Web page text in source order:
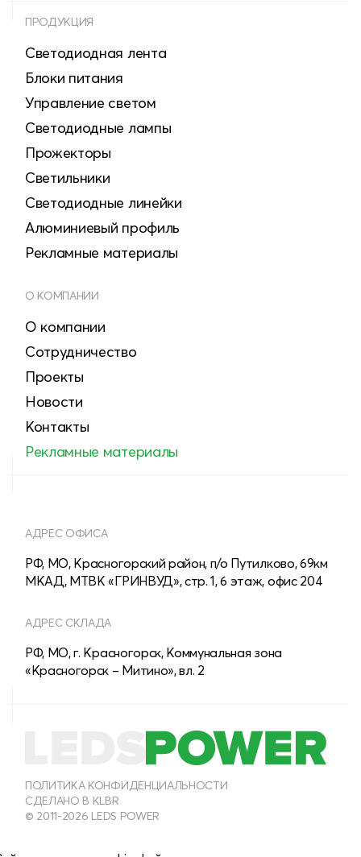
8 (495) 150-40-54
ОТДЕЛ ПРОДАЖ ДЛЯ ЮРИДИЧЕСКИХ ЛИЦ
ПРОДУКЦИЯ
Светодиодная лента
Блоки питания
Управление светом
Светодиодные лампы
Прожекторы
Светильники
Светодиодные линейки
Алюминиевый профиль
Рекламные материалы
О КОМПАНИИ
О компании
Сотрудничество
Проекты
Новости
Контакты
Рекламные материалы
АДРЕС ОФИСА
РФ, МО, Красногорский район, п/о Путилково, 69км
МКАД, МТВК «ГРИНВУД», стр. 1, 6 этаж, офис 204
АДРЕС СКЛАДА
РФ, МО, г. Красногорск, Коммунальная зона
«Красногорск – Митино», вл. 2
© 2011-2026 LEDS POWER
ПОЛИТИКА КОНФИДЕНЦИАЛЬНОСТИ
СДЕЛАНО В KLBR